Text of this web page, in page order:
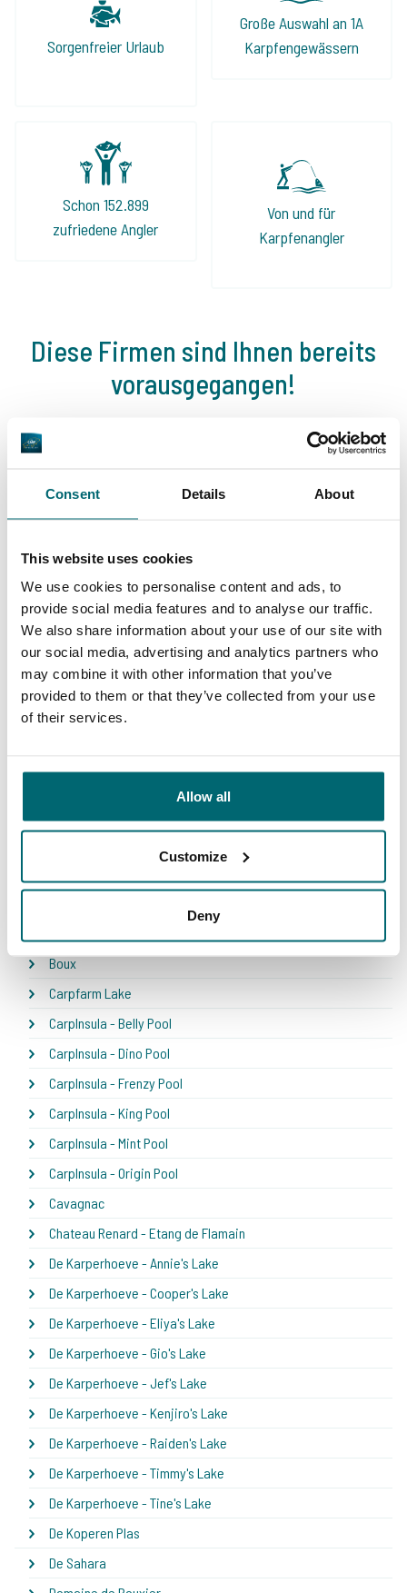
Consent Details About
This website uses cookies
We use cookies to personalise content and ads, to
provide social media features and to analyse our traffic.
We also share information about your use of our site with
our social media, advertising and analytics partners who
may combine it with other information that you’ve
provided to them or that they’ve collected from your use
of their services.
Allow all
Customize
Deny
Sorgenfreier Urlaub
Große Auswahl an 1A
Karpfengewässern
Schon 152.899
zufriedene Angler
Von und für
Karpfenangler
Diese Firmen sind Ihnen bereits
vorausgegangen!
1
Unser Angebot
* NEW * Karperdroom - Artjeswiel
Boux
Carpfarm Lake
CarpInsula - Belly Pool
CarpInsula - Dino Pool
CarpInsula - Frenzy Pool
CarpInsula - King Pool
CarpInsula - Mint Pool
CarpInsula - Origin Pool
Cavagnac
Chateau Renard - Etang de Flamain
De Karperhoeve - Annie's Lake
De Karperhoeve - Cooper's Lake
De Karperhoeve - Eliya's Lake
De Karperhoeve - Gio's Lake
De Karperhoeve - Jef's Lake
De Karperhoeve - Kenjiro's Lake
De Karperhoeve - Raiden's Lake
De Karperhoeve - Timmy's Lake
De Karperhoeve - Tine's Lake
De Koperen Plas
De Sahara